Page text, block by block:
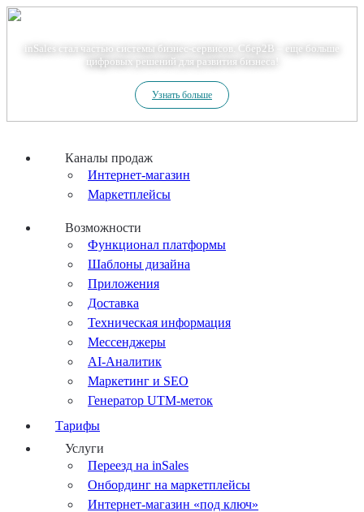
inSales стал частью системы бизнес-сервисов. Сбер2В – еще больше
цифровых решений для развития бизнеса!
Узнать больше
Каналы продаж
Интернет-магазин
Маркетплейсы
Возможности
Функционал платформы
Шаблоны дизайна
Приложения
Доставка
Техническая информация
Мессенджеры
AI-Аналитик
Маркетинг и SEO
Генератор UTM-меток
Тарифы
Услуги
Переезд на inSales
Онбординг на маркетплейсы
Интернет-магазин «под ключ»